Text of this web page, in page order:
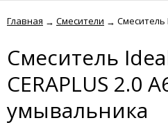
Главная → Смесители → Смеситель
Смеситель
CERAPLUS 2.0
умывальника